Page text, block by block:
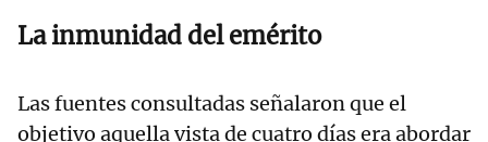
La inmunidad del emérito
Las fuentes consultadas señalaron que el
objetivo aquella vista de cuatro días era abordar